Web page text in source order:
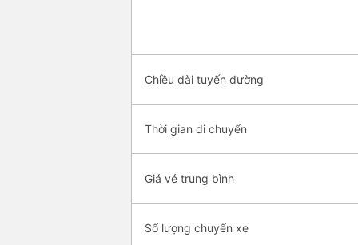
Chiều dài tuyến đường
Thời gian di chuyển
Giá vé trung bình
Số lượng chuyến xe